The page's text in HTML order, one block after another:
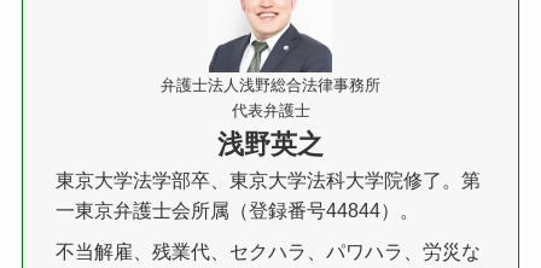
弁護士法人浅野総合法律事務所
代表弁護士
浅野英之
東京大学法学部卒、東京大学法科大学院修了。第
一東京弁護士会所属（登録番号44844）。
不当解雇、残業代、セクハラ、パワハラ、労災な